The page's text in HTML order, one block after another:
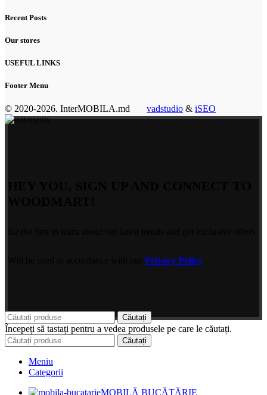
Recent Posts
Our stores
USEFUL LINKS
Footer Menu
© 2020-2026. InterMOBILA.md vadstudio & iSEO
Privacy Policy
Căutați
Începeți să tastați pentru a vedea produsele pe care le căutați.
Căutați
Meniu
Categorii
MOBILĂ BUCĂTĂRIE